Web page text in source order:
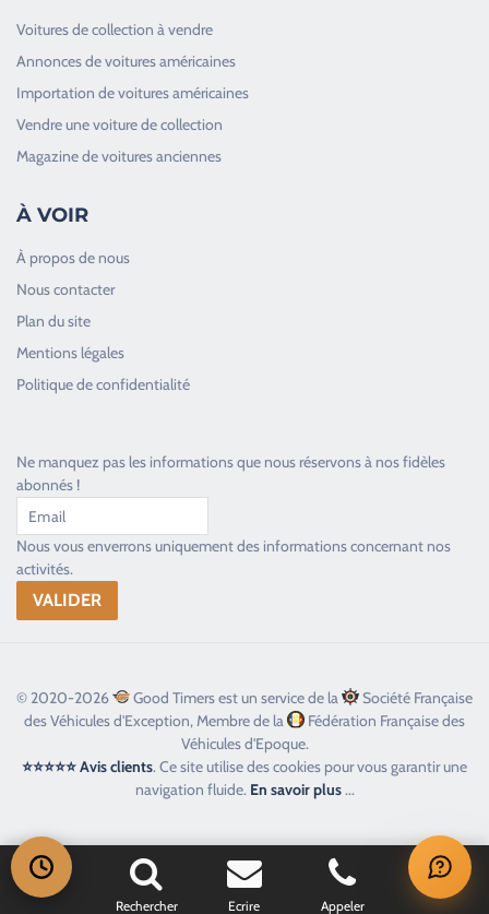
Voitures de collection à vendre
Annonces de voitures américaines
Importation de voitures américaines
Vendre une voiture de collection
Magazine de voitures anciennes
À VOIR
À propos de nous
Nous contacter
Plan du site
Mentions légales
Politique de confidentialité
Ne manquez pas les informations que nous réservons à nos fidèles
abonnés !
Nous vous enverrons uniquement des informations concernant nos
activités.
© 2020-2026 Good Timers est un service de la
Société Française
des Véhicules d'Exception, Membre de la
Fédération Française des
Véhicules d'Epoque.
⭐⭐⭐⭐⭐ Avis clients. Ce site utilise des cookies pour vous garantir une
navigation fluide. En savoir plus...
Rechercher Ecrire Appeler
Toujours heureux d'aider les passionnés